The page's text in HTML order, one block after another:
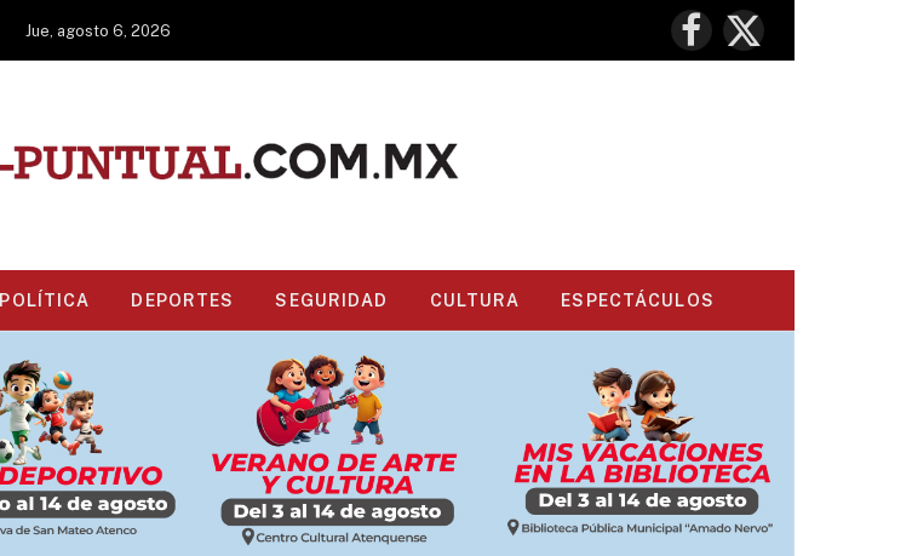
Jue, agosto 6, 2026
Facebook
X
(Twitter)
POLÍTICA DEPORTES SEGURIDAD CULTURA ESPECTÁCULOS